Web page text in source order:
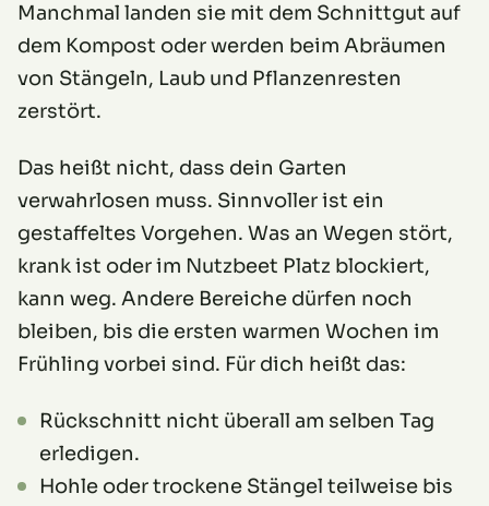
Manchmal landen sie mit dem Schnittgut auf
dem Kompost oder werden beim Abräumen
von Stängeln, Laub und Pflanzenresten
zerstört.
Das heißt nicht, dass dein Garten
verwahrlosen muss. Sinnvoller ist ein
gestaffeltes Vorgehen. Was an Wegen stört,
krank ist oder im Nutzbeet Platz blockiert,
kann weg. Andere Bereiche dürfen noch
bleiben, bis die ersten warmen Wochen im
Frühling vorbei sind. Für dich heißt das:
Rückschnitt nicht überall am selben Tag
erledigen.
Hohle oder trockene Stängel teilweise bis